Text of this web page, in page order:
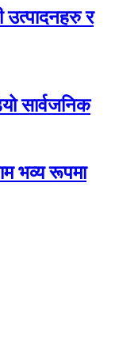
उत्पादनहरु र
सार्वजनिक
भव्य रूपमा